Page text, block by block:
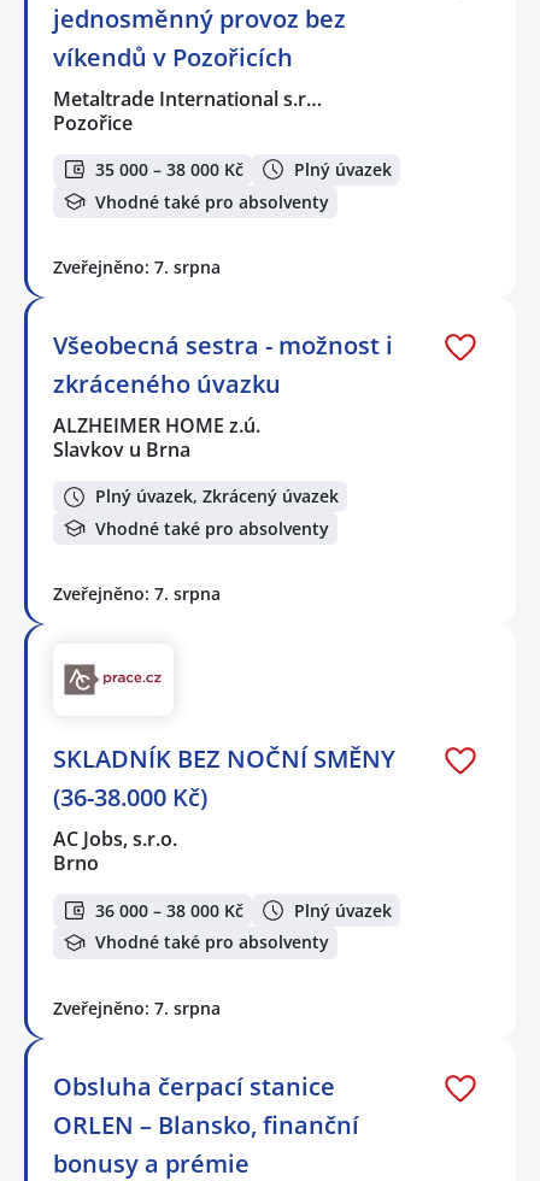
jednosměnný provoz bez
víkendů v Pozořicích
Metaltrade International s.r…
Pozořice
35 000 – 38 000 Kč
Plný úvazek
Vhodné také pro absolventy
Zveřejněno: 7. srpna
Všeobecná sestra - možnost i
zkráceného úvazku
ALZHEIMER HOME z.ú.
Slavkov u Brna
Plný úvazek, Zkrácený úvazek
Vhodné také pro absolventy
Zveřejněno: 7. srpna
SKLADNÍK BEZ NOČNÍ SMĚNY
(36-38.000 Kč)
AC Jobs, s.r.o.
Brno
36 000 – 38 000 Kč
Plný úvazek
Vhodné také pro absolventy
Zveřejněno: 7. srpna
Obsluha čerpací stanice
ORLEN – Blansko, finanční
bonusy a prémie